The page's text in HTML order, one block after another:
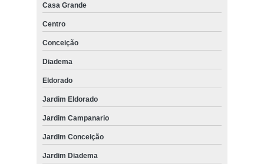
Casa Grande
Centro
Conceição
Diadema
Eldorado
Jardim Eldorado
Jardim Campanario
Jardim Conceição
Jardim Diadema